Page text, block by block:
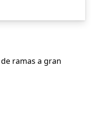
ramas a gran